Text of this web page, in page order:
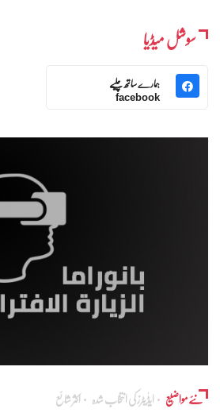
سوشل میڈیا
ہمارے ساتھ چلیے
facebook
نئے مواضیع ایڈٰیٹرز کی انتخاب شدہ اکثر شائع